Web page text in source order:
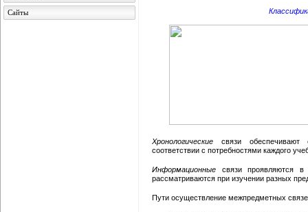
Хронологические связи обеспечивают
соответствии с потребностями каждого
Информационные связи проявляются в
рассматриваются при изучении разных
Пути осуществление межпредметных
Сайты